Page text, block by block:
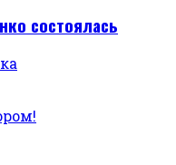
состоялась